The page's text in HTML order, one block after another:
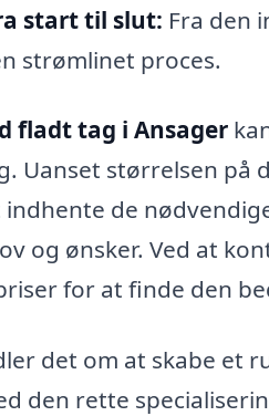
start til slut: Fra den
strømlinet proces.
fladt tag i Ansager
Uanset størrelsen
de
og ønsker. Ved at
for at finde den
det om at skabe et
den rette